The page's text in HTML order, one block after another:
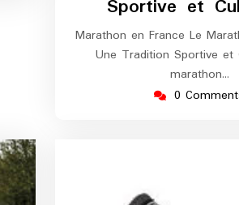
Sportive et
Marathon en France Le
Une Tradition Sportive et
marathon…
0